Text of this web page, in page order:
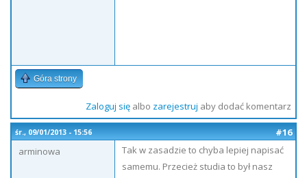
Góra strony
Zaloguj sięalbo zarejestruj aby dodać komentarz
śr., 09/01/2013 - 15:56
#16
arminowa
Tak w zasadzie to chyba lepiej napisać
samemu. Przecież studia to był nasz